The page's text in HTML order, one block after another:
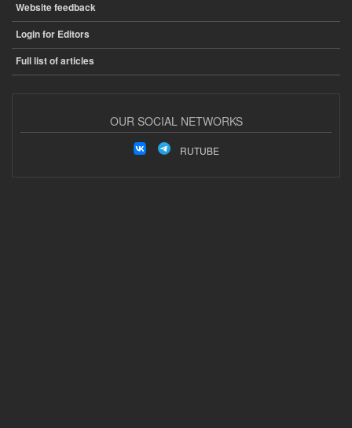
ПОДВАЛ
Website feedback
Login for Editors
Full list of articles
OUR SOCIAL NETWORKS
RUTUBE